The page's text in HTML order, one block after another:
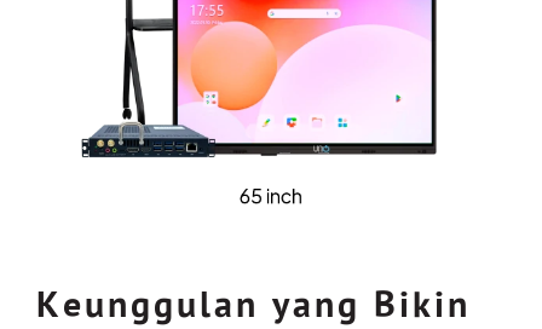
Keunggulan yang Bikin